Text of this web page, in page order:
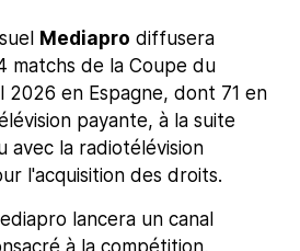
Mediapro diffusera
matchs de la Coupe du
en Espagne, dont 71 en
payante, à la suite
avec la radiotélévision
l'acquisition des droits.
lancera un canal